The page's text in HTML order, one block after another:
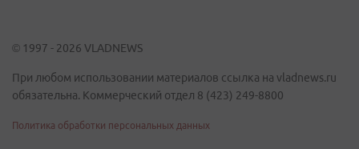
© 1997 - 2026 VLADNEWS
При любом использовании материалов ссылка на vladnews.ru
обязательна. Коммерческий отдел 8 (423) 249-8800
Политика обработки персональных данных